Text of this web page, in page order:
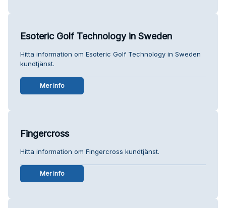
Esoteric Golf Technology in Sweden
Hitta information om Esoteric Golf Technology in Sweden
kundtjänst.
Mer info
Fingercross
Hitta information om Fingercross kundtjänst.
Mer info